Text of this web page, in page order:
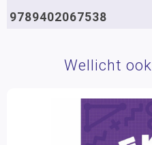
9789402067538
Wellicht ook